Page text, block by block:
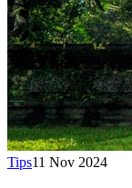
Tips11 Nov 2024